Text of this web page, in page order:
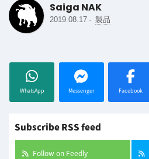
Saiga NAK
2019.08.17 - 製品
WhatsApp Messenger Facebook
Subscribe RSS feed
Follow on Feedly